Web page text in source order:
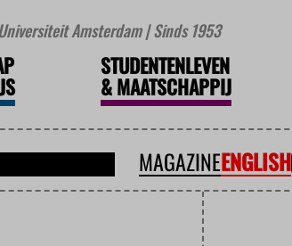
Amsterdam | Sinds 1953
STUDENTENLEVEN
&MAATSCHAPPIJ
MAGAZINEENGLISH